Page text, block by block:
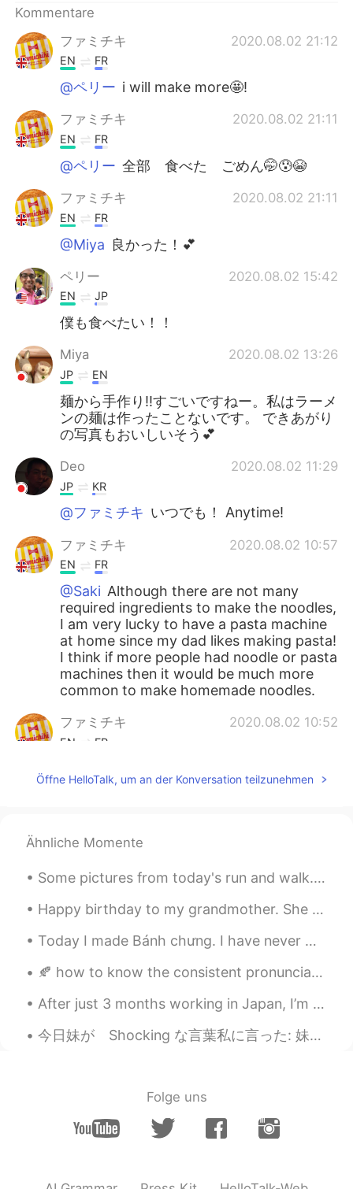
Kommentare
ファミチキ
2020.08.02 21:12
EN FR
@ペリー i will make more🤩!
ファミチキ 2020.08.02 21:11
EN FR
@ペリー 全部 食べた ごめん🤭😰😭
ファミチキ 2020.08.02 21:11
EN FR
@Miya 良かった！💕
ペリー 2020.08.02 15:42
EN JP
僕も食べたい！！
Miya 2020.08.02 13:26
JP EN
麺から手作り‼️すごいですねー。私はラーメ
ンの麺は作ったことないです。 できあがり
の写真もおいしいそう💕
Deo 2020.08.02 11:29
JP KR
@ファミチキ いつでも！ Anytime!
ファミチキ 2020.08.02 10:57
EN FR
@Saki Although there are not many
required ingredients to make the noodles,
I am very lucky to have a pasta machine
at home since my dad likes making pasta!
I think if more people had noodle or pasta
machines then it would be much more
common to make homemade noodles.
ファミチキ 2020.08.02 10:52
EN FR
me! 😊😁I really appreciate it! I will read
ファミチキ
FR
EN FR
@N-pop全部 食べたいよ🤩😋
Saki 2020.08.02 10:48
JP EN
😲🙇‍♀️私は醤油ラーメンが好きですが、塩ラ
ーメンもおいしいと思います。ラーメンに
胡椒やお酢を入れるのもいいですよ。
Öffne HelloTalk, um an der Konversation teilzunehmen
Ähnliche Momente
Some pictures from today's run and walk. A beautiful blue sky and lovely scenery make me feel ha...
Happy birthday to my grandmother. She survived the Nazis, walked a thousand kilometers to safety ...
Today I made Bánh chưng. I have never made anything like this before. I don't think I tied the ba...
🍂 how to know the consistent pronunciations of 214 Kanji radical(部首)-? re they read in onyomi or ...
After just 3 months working in Japan, I’m on my way back home today. I really recommend visiting ...
今日妹が Shocking な言葉私に言った: 妹「お姉ちゃん、私好きな人ができた」 私「彼はハンサムですか？」 妹「知らないよ」 私「では、なぜ彼が好きなのですか？」 妹「写真を撮るときにその...
Folge uns